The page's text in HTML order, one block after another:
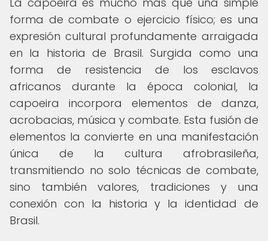
forma de combate o ejercicio físico; es una
expresión cultural profundamente arraigada
en la historia de Brasil. Surgida como una
forma de resistencia de los esclavos
africanos durante la época colonial, la
capoeira incorpora elementos de danza,
acrobacias, música y combate. Esta fusión de
elementos la convierte en una manifestación
única de la cultura afrobrasileña,
transmitiendo no solo técnicas de combate,
sino también valores, tradiciones y una
conexión con la historia y la identidad de
Brasil.